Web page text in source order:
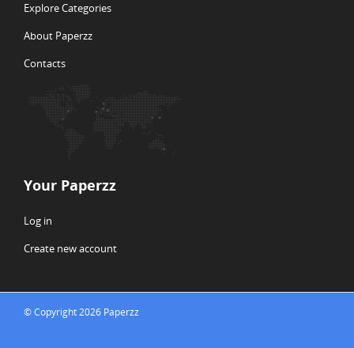
Explore Categories
About Paperzz
Contacts
Your Paperzz
Log in
Create new account
© Copyright 2026 Paperzz